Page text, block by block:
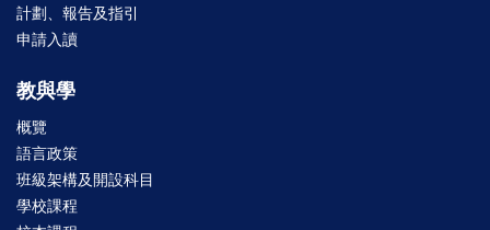
計劃、報告及指引
申請入讀
教與學
概覽
語言政策
班級架構及開設科目
學校課程